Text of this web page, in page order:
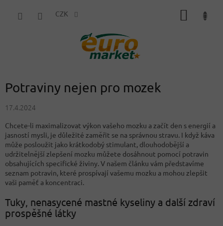
CZK
Potraviny nejen pro mozek
17.4.2024
Chcete-li maximalizovat výkon vašeho mozku a začít den s energií a
jasností mysli, je důležité zaměřit se na správnou stravu. I když káva
může posloužit jako krátkodobý stimulant, dlouhodobější a
udržitelnější zlepšení mozku můžete dosáhnout pomocí potravin
obsahujících specifické živiny. V našem článku vám představíme
seznam potravin, které prospívají vašemu mozku a mohou zlepšit
vaši paměť a koncentraci.
Tuky, nenasycené mastné kyseliny a další zdraví
prospěšné látky